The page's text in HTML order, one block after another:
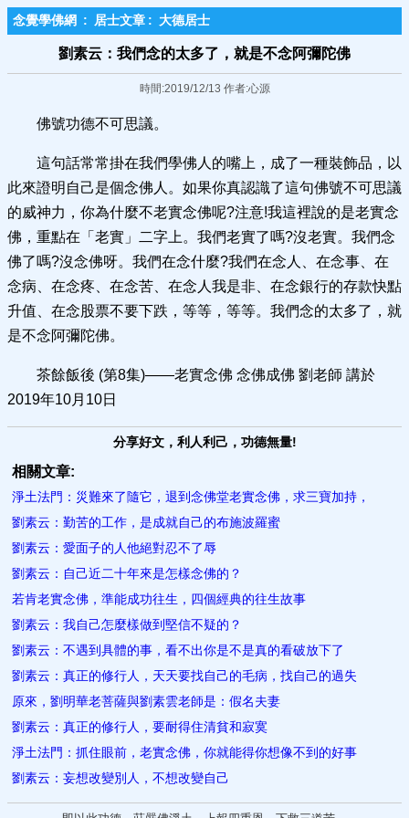
念覺學佛網 : 居士文章 : 大德居士
劉素云：我們念的太多了，就是不念阿彌陀佛
時間:2019/12/13 作者:心源
佛號功德不可思議。
這句話常常掛在我們學佛人的嘴上，成了一種裝飾品，以
此來證明自己是個念佛人。如果你真認識了這句佛號不可思議
的威神力，你為什麼不老實念佛呢?注意!我這裡說的是老實念
佛，重點在「老實」二字上。我們老實了嗎?沒老實。我們念
佛了嗎?沒念佛呀。我們在念什麼?我們在念人、在念事、在
念病、在念疼、在念苦、在念人我是非、在念銀行的存款快點
升值、在念股票不要下跌，等等，等等。我們念的太多了，就
是不念阿彌陀佛。
茶餘飯後 (第8集)——老實念佛 念佛成佛 劉老師 講於
2019年10月10日
分享好文，利人利己，功德無量!
相關文章:
淨土法門：災難來了隨它，退到念佛堂老實念佛，求三寶加持，
劉素云：勤苦的工作，是成就自己的布施波羅蜜
劉素云：愛面子的人他絕對忍不了辱
劉素云：自己近二十年來是怎樣念佛的？
若肯老實念佛，準能成功往生，四個經典的往生故事
劉素云：我自己怎麼樣做到堅信不疑的？
劉素云：不遇到具體的事，看不出你是不是真的看破放下了
劉素云：真正的修行人，天天要找自己的毛病，找自己的過失
原來，劉明華老菩薩與劉素雲老師是：假名夫妻
劉素云：真正的修行人，要耐得住清貧和寂寞
淨土法門：抓住眼前，老實念佛，你就能得你想像不到的好事
劉素云：妄想改變別人，不想改變自己